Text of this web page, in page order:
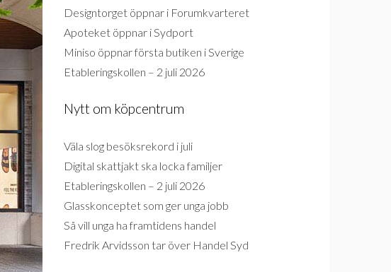
Designtorget öppnar i Forumkvarteret
Apoteket öppnar i Sydport
Miniso öppnar första butiken i Sverige
Etableringskollen – 2 juli 2026
Nytt om köpcentrum
Väla slog besöksrekord i juli
Digital skattjakt ska locka familjer
Etableringskollen – 2 juli 2026
Glasskonceptet som ger unga jobb
Så vill unga ha framtidens handel
Fredrik Arvidsson tar över Handel Syd